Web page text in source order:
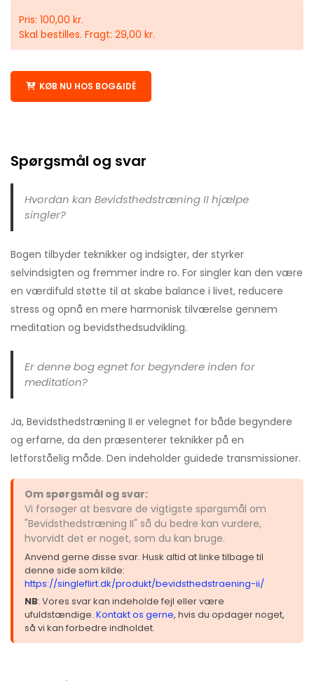
Pris: 100,00 kr.
Skal bestilles. Fragt: 29,00 kr.
KØB NU HOS BOG&IDÉ
Spørgsmål og svar
Hvordan kan Bevidsthedstræning II hjælpe
singler?
Bogen tilbyder teknikker og indsigter, der styrker
selvindsigten og fremmer indre ro. For singler kan den være
en værdifuld støtte til at skabe balance i livet, reducere
stress og opnå en mere harmonisk tilværelse gennem
meditation og bevidsthedsudvikling.
Er denne bog egnet for begyndere inden for
meditation?
Ja, Bevidsthedstræning II er velegnet for både begyndere
og erfarne, da den præsenterer teknikker på en
letforståelig måde. Den indeholder guidede transmissioner.
Om spørgsmål og svar:
Vi forsøger at besvare de vigtigste spørgsmål om
"Bevidsthedstræning II" så du bedre kan vurdere,
hvorvidt det er noget, som du kan bruge.
Anvend gerne disse svar. Husk altid at linke tilbage til
denne side som kilde:
https://singleflirt.dk/produkt/bevidsthedstraening-ii/
NB: Vores svar kan indeholde fejl eller være
ufuldstændige. Kontakt os gerne, hvis du opdager noget,
så vi kan forbedre indholdet.